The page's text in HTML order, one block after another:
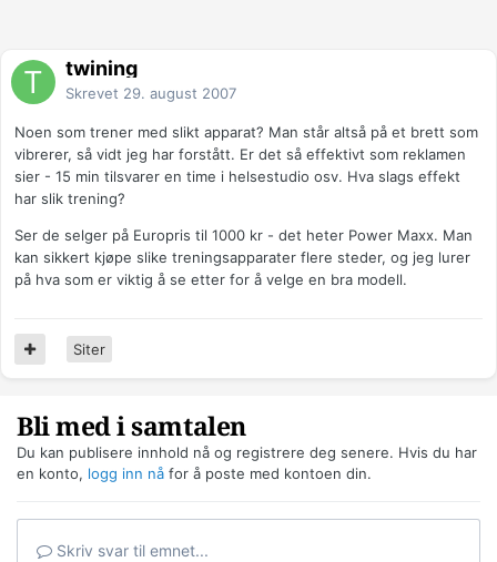
twining
Skrevet 29. august 2007
Noen som trener med slikt apparat? Man står altså på et brett som
vibrerer, så vidt jeg har forstått. Er det så effektivt som reklamen
sier - 15 min tilsvarer en time i helsestudio osv. Hva slags effekt
har slik trening?
Ser de selger på Europris til 1000 kr - det heter Power Maxx. Man
kan sikkert kjøpe slike treningsapparater flere steder, og jeg lurer
på hva som er viktig å se etter for å velge en bra modell.
Siter
Bli med i samtalen
Du kan publisere innhold nå og registrere deg senere. Hvis du har
en konto, logg inn nå for å poste med kontoen din.
Skriv svar til emnet...